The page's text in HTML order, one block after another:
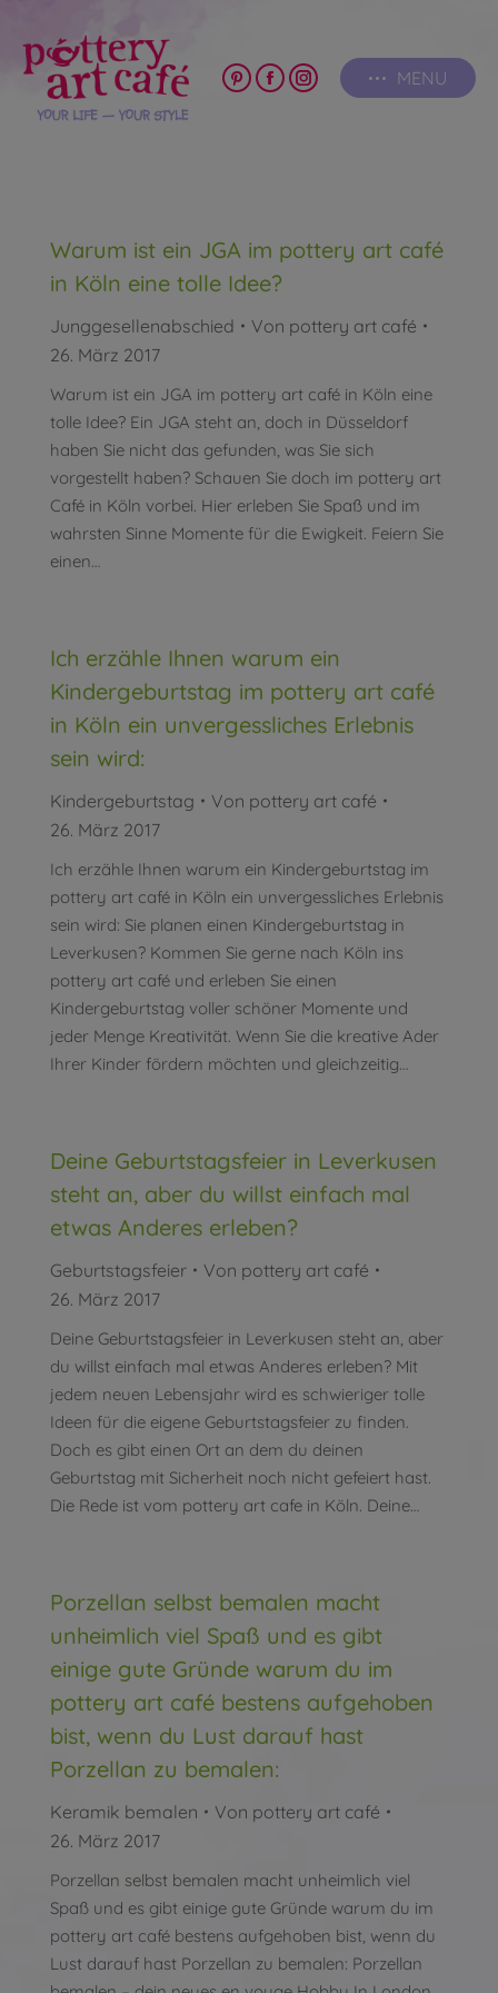
MENU
PinterestFacebook
Instagram
Warum ist ein JGA im pottery art café
in Köln eine tolle Idee?
Junggesellenabschied Von pottery art café
26. März 2017
Warum ist ein JGA im pottery art café in Köln eine
tolle Idee? Ein JGA steht an, doch in Düsseldorf
haben Sie nicht das gefunden, was Sie sich
vorgestellt haben? Schauen Sie doch im pottery art
Café in Köln vorbei. Hier erleben Sie Spaß und im
wahrsten Sinne Momente für die Ewigkeit. Feiern Sie
einen…
Ich erzähle Ihnen warum ein
Kindergeburtstag im pottery art café
in Köln ein unvergessliches Erlebnis
sein wird:
Kindergeburtstag Von pottery art café
26. März 2017
Ich erzähle Ihnen warum ein Kindergeburtstag im
pottery art café in Köln ein unvergessliches Erlebnis
sein wird: Sie planen einen Kindergeburtstag in
Leverkusen? Kommen Sie gerne nach Köln ins
pottery art café und erleben Sie einen
Kindergeburtstag voller schöner Momente und
jeder Menge Kreativität. Wenn Sie die kreative Ader
Ihrer Kinder fördern möchten und gleichzeitig…
Deine Geburtstagsfeier in Leverkusen
steht an, aber du willst einfach mal
etwas Anderes erleben?
Geburtstagsfeier Von pottery art café
26. März 2017
Deine Geburtstagsfeier in Leverkusen steht an, aber
du willst einfach mal etwas Anderes erleben? Mit
jedem neuen Lebensjahr wird es schwieriger tolle
Ideen für die eigene Geburtstagsfeier zu finden.
Doch es gibt einen Ort an dem du deinen
Geburtstag mit Sicherheit noch nicht gefeiert hast.
Die Rede ist vom pottery art cafe in Köln. Deine…
Porzellan selbst bemalen macht
unheimlich viel Spaß und es gibt
einige gute Gründe warum du im
pottery art café bestens aufgehoben
bist, wenn du Lust darauf hast
Porzellan zu bemalen:
Keramik bemalen Von pottery art café
26. März 2017
Porzellan selbst bemalen macht unheimlich viel
Spaß und es gibt einige gute Gründe warum du im
pottery art café bestens aufgehoben bist, wenn du
Lust darauf hast Porzellan zu bemalen: Porzellan